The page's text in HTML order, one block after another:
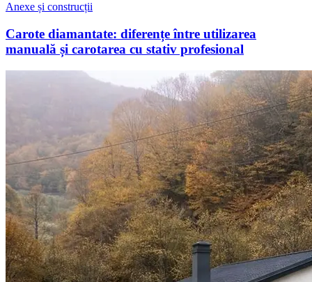
Anexe și construcții
Carote diamantate: diferențe între utilizarea
manuală și carotarea cu stativ profesional